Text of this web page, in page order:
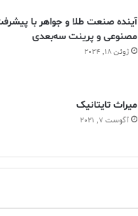
آینده صنعت طلا و جواهر با
مصنوعی و پرینت سه‌بعدی
ژوئن 18, 2024
ميراث تايتانيک
آگوست 7, 2021